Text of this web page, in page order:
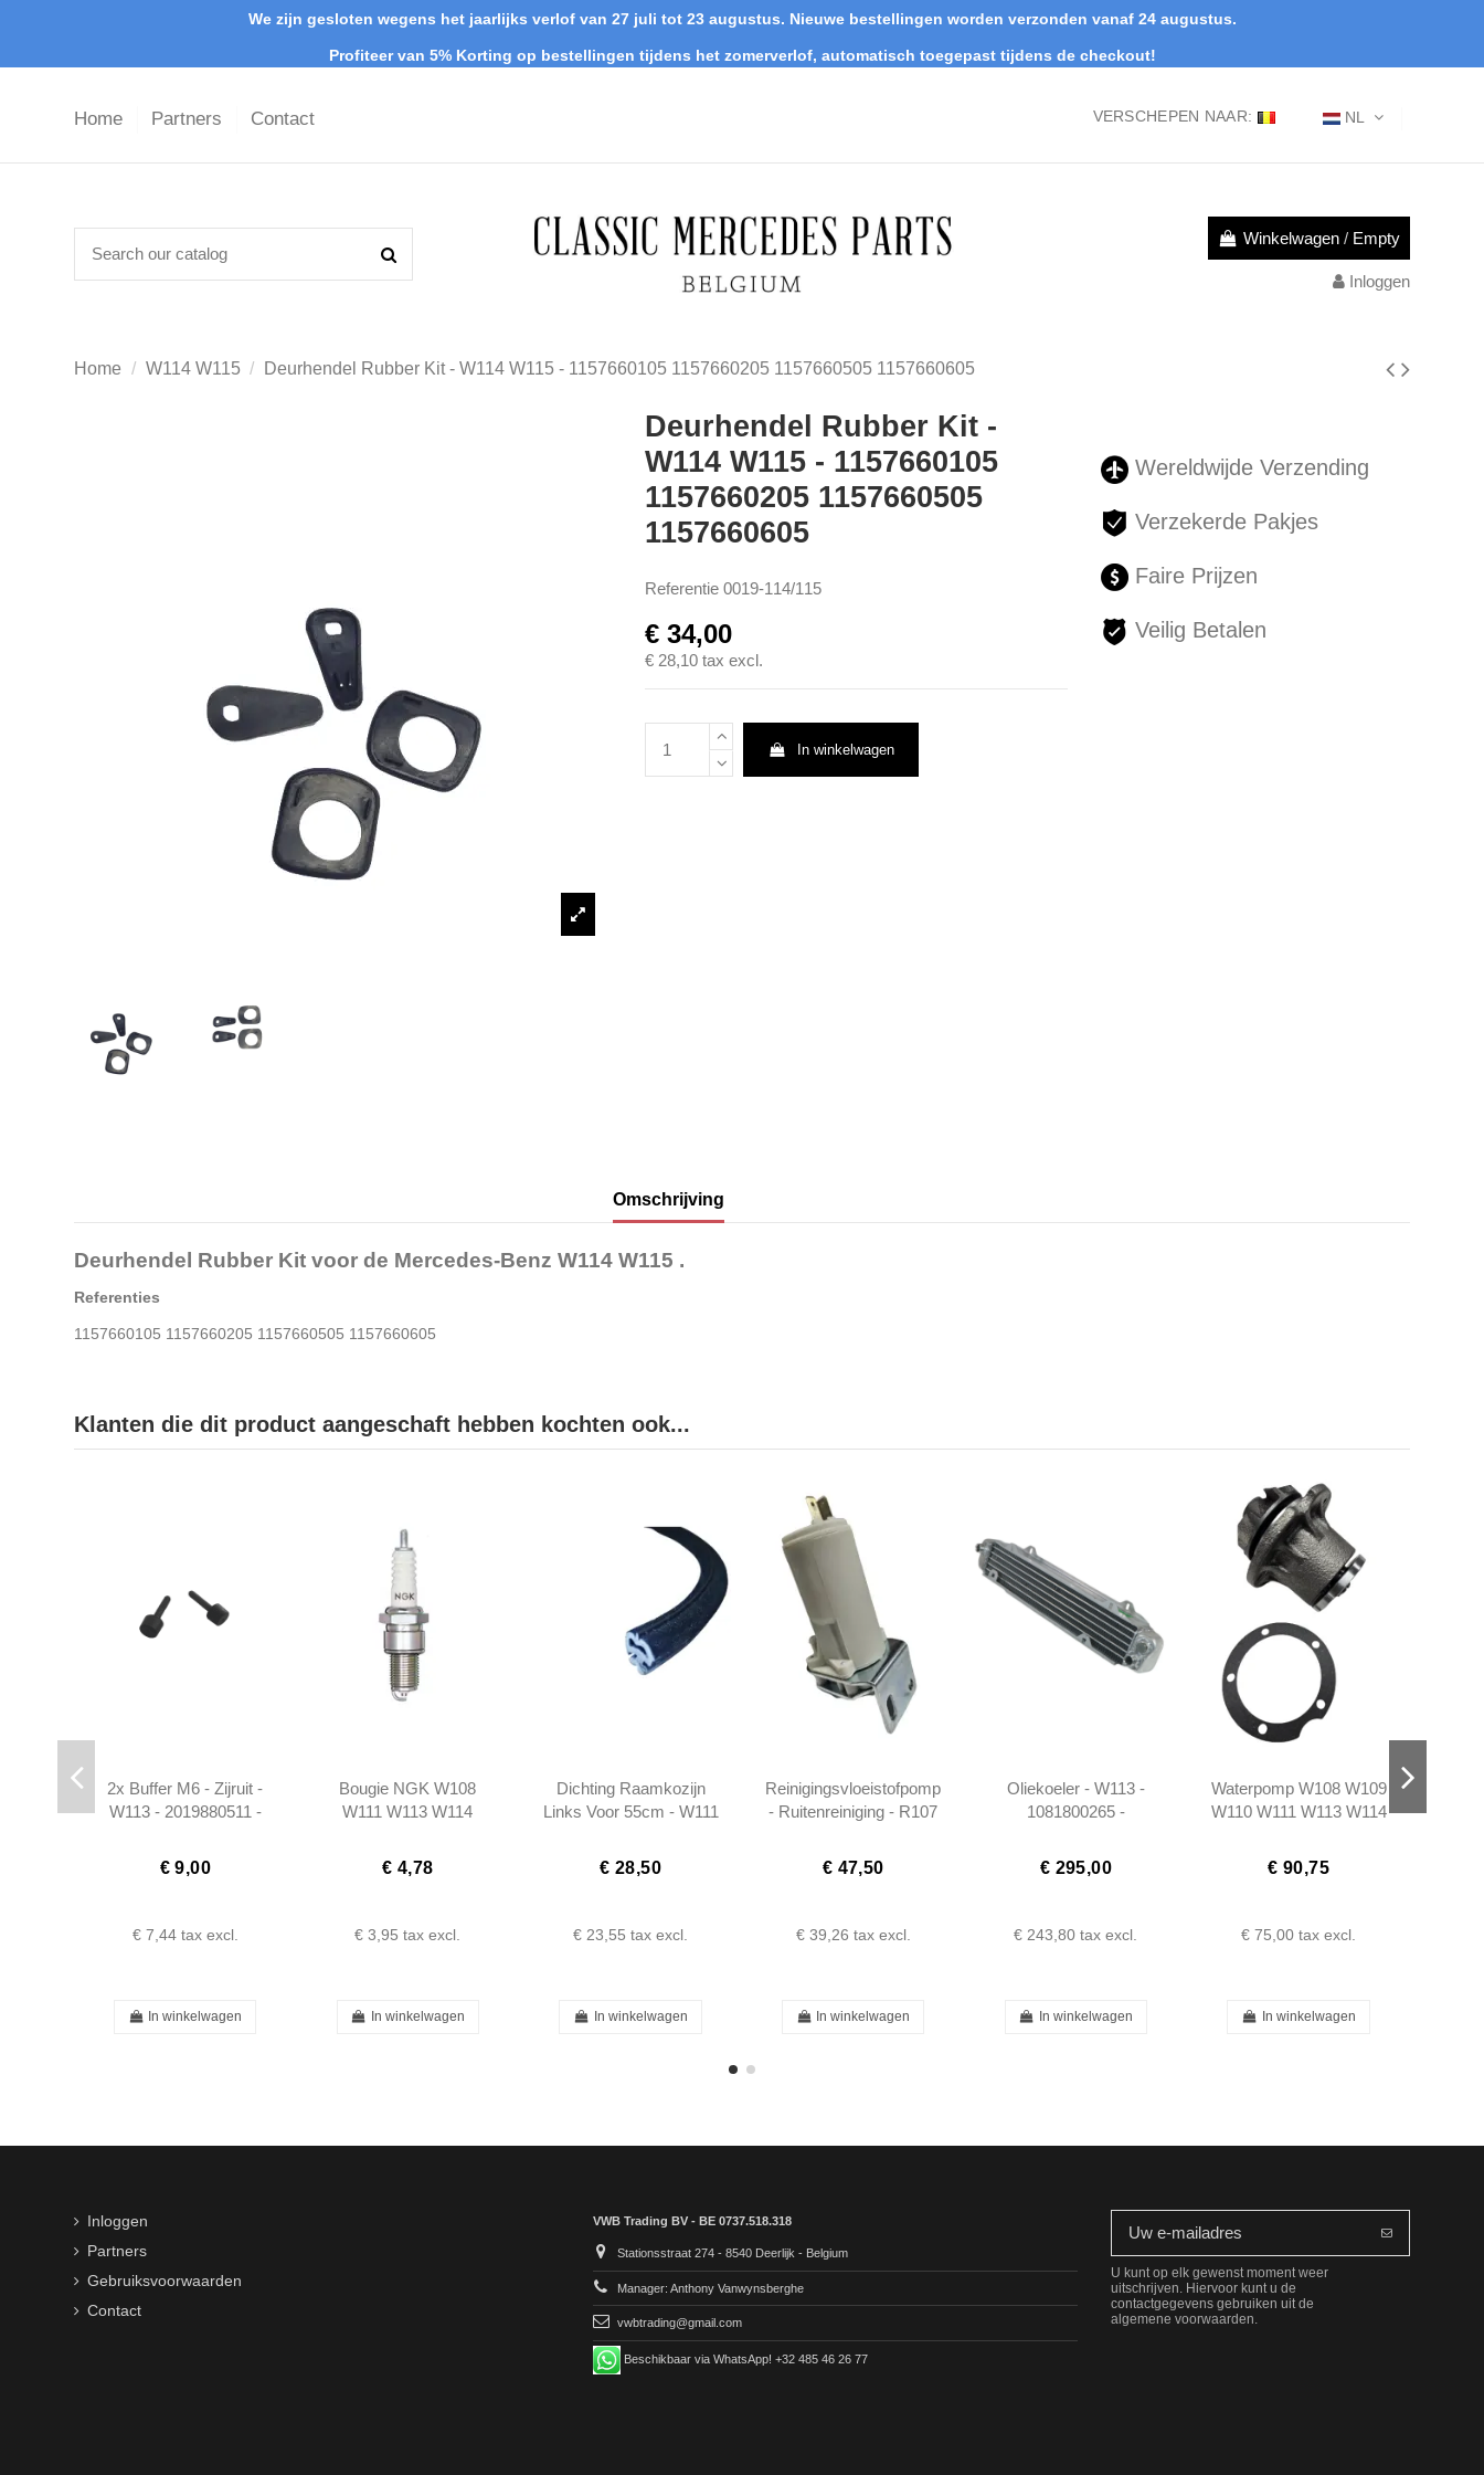
We zijn gesloten wegens het jaarlijks verlof van 27 juli tot 23 augustus. Nieuwe bestellingen worden verzonden vanaf 24 augustus.
Profiteer van 5% Korting op bestellingen tijdens het zomerverlof, automatisch toegepast tijdens de checkout!
Home Partners Contact NL
VERSCHEPEN NAAR:
Winkelwagen / Empty
Inloggen
Home W114 W115 Deurhendel Rubber Kit - W114 W115 - 1157660105 1157660205 1157660505 1157660605
Deurhendel Rubber Kit -
W114 W115 - 1157660105
1157660205 1157660505
1157660605
Referentie 0019-114/115
€ 34,00
€ 28,10 tax excl.
In winkelwagen
Wereldwijde Verzending
Verzekerde Pakjes
Faire Prijzen
Veilig Betalen
Omschrijving
Deurhendel Rubber Kit voor de Mercedes-Benz W114 W115 .
Referenties
1157660105 1157660205 1157660505 1157660605
Klanten die dit product aangeschaft hebben kochten ook...
2x Buffer M6 - Zijruit -
W113 - 2019880511 -
modellen
€ 9,00
€ 7,44 tax excl.
In winkelwagen
Bougie NGK W108
W111 W113 W114
€ 4,78
€ 3,95 tax excl.
In winkelwagen
Dichting Raamkozijn
Links Voor 55cm - W111
Coupe/Cabrio -
1156730224
€ 28,50
€ 23,55 tax excl.
In winkelwagen
Reinigingsvloeistofpomp
- Ruitenreiniging - R107
€ 47,50
€ 39,26 tax excl.
In winkelwagen
Oliekoeler - W113 -
1081800265 -
1081800065
€ 295,00
€ 243,80 tax excl.
In winkelwagen
Waterpomp W108 W109
W110 W111 W113 W114
€ 90,75
€ 75,00 tax excl.
In winkelwagen
Inloggen
Partners
Gebruiksvoorwaarden
Contact
VWB Trading BV - BE 0737.518.318
Stationsstraat 274 - 8540 Deerlijk - Belgium
Manager: Anthony Vanwynsberghe
vwbtrading@gmail.com
Beschikbaar via WhatsApp! +32 485 46 26 77
U kunt op elk gewenst moment weer
uitschrijven. Hiervoor kunt u de
contactgegevens gebruiken uit de
algemene voorwaarden.